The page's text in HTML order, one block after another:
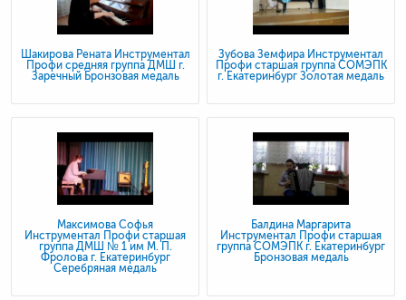
Шакирова Рената Инструментал
Профи средняя группа ДМШ г.
Заречный Бронзовая медаль
Зубова Земфира Инструментал
Профи старшая группа СОМЭПК
г. Екатеринбург Золотая медаль
Максимова Софья
Инструментал Профи старшая
группа ДМШ № 1 им М. П.
Фролова г. Екатеринбург
Серебряная медаль
Балдина Маргарита
Инструментал Профи старшая
группа СОМЭПК г. Екатеринбург
Бронзовая медаль